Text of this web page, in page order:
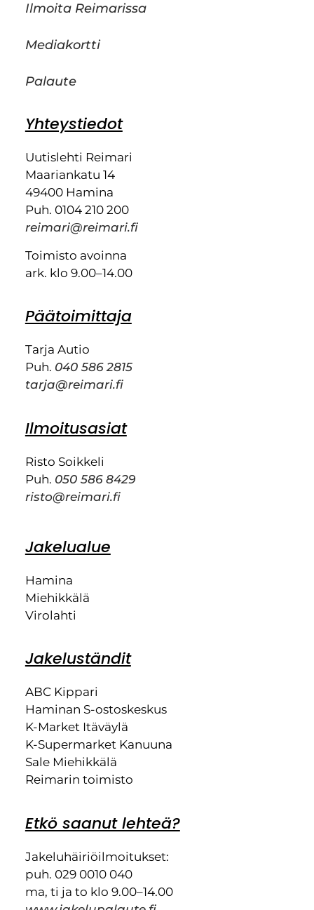
Ilmoita Reimarissa
Mediakortti
Palaute
Yhteystiedot
Uutislehti Reimari
Maariankatu 14
49400 Hamina
Puh. 0104 210 200
reimari@reimari.fi
Toimisto avoinna
ark. klo 9.00–14.00
Päätoimittaja
Tarja Autio
Puh. 040 586 2815
tarja@reimari.fi
Ilmoitusasiat
Risto Soikkeli
Puh. 050 586 8429
risto@reimari.fi
Jakelualue
Hamina
Miehikkälä
Virolahti
Jakeluständit
ABC Kippari
Haminan S-ostoskeskus
K-Market Itäväylä
K-Supermarket Kanuuna
Sale Miehikkälä
Reimarin toimisto
Etkö saanut lehteä?
Jakeluhäiriöilmoitukset:
puh. 029 0010 040
ma, ti ja to klo 9.00–14.00